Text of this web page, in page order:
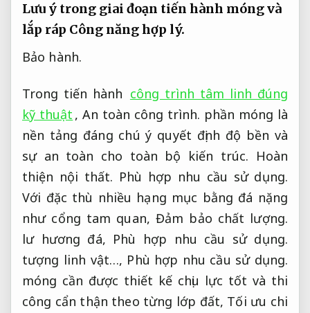
Lưu ý trong giai đoạn tiến hành móng và
lắp ráp Công năng hợp lý.
Bảo hành.
Trong tiến hành công trình tâm linh đúng
kỹ thuật , An toàn công trình. phần móng là
nền tảng đáng chú ý quyết định độ bền và
sự an toàn cho toàn bộ kiến trúc. Hoàn
thiện nội thất. Phù hợp nhu cầu sử dụng.
Với đặc thù nhiều hạng mục bằng đá nặng
như cổng tam quan,Đảm bảo chất lượng.
lư hương đá, Phù hợp nhu cầu sử dụng.
tượng linh vật…, Phù hợp nhu cầu sử dụng.
móng cần được thiết kế chịu lực tốt và thi
công cẩn thận theo từng lớp đất, Tối ưu chi